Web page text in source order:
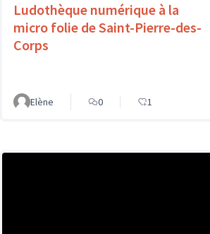
Ludothèque numérique à la
micro folie de Saint-Pierre-des-
Corps
Elène 0 1